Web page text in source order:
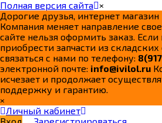
Полная версия сайта ×
Дорогие друзья, интернет магазин
Компания меняет направление
сайте нельзя оформить заказ.
приобрести запчасти из
связаться с нами по телефону:
электронной почте: info@ivilol.ru
исчезает и продолжает
поддержку и гарантию.
×
Личный кабинет